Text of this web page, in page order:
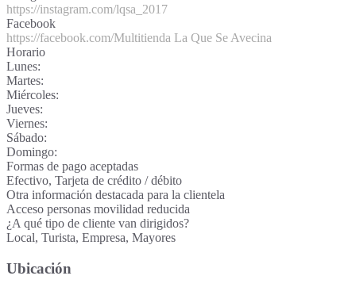
https://instagram.com/lqsa_2017
Facebook
https://facebook.com/Multitienda La Que Se Avecina
Horario
Lunes:
Martes:
Miércoles:
Jueves:
Viernes:
Sábado:
Domingo:
Formas de pago aceptadas
Efectivo, Tarjeta de crédito / débito
Otra información destacada para la clientela
Acceso personas movilidad reducida
¿A qué tipo de cliente van dirigidos?
Local, Turista, Empresa, Mayores
Ubicación